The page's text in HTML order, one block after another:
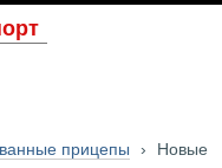
прицепы › Новые